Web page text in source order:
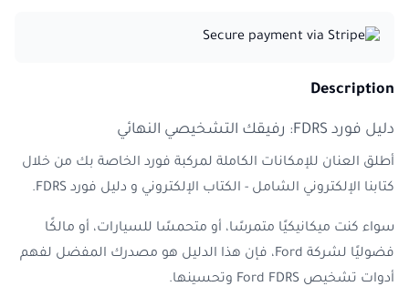
Description
دليل فورد FDRS: رفيقك التشخيصي النهائي
أطلق العنان للإمكانات الكاملة لمركبة فورد الخاصة بك من خلال
كتابنا الإلكتروني الشامل - الكتاب الإلكتروني و دليل فورد FDRS.
سواء كنت ميكانيكيًا متمرسًا، أو متحمسًا للسيارات، أو مالكًا
فضوليًا لشركة Ford، فإن هذا الدليل هو مصدرك المفضل لفهم
أدوات تشخيص Ford FDRS وتحسينها.